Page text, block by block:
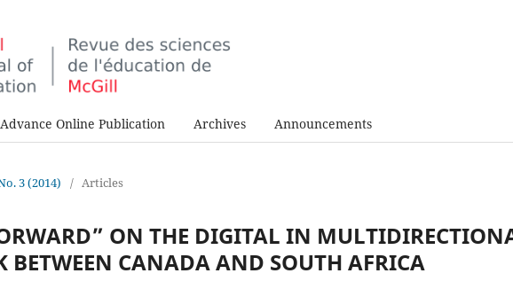
Advance Online Publication Archives Announcements
3 (2014) / Articles
ON THE DIGITAL IN
BETWEEN CANADA AND SOUTH AFRICA